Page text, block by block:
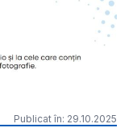
Publicat în: 29.10.2025